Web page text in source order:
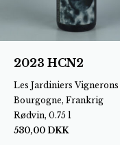
2023 HCN2
Les Jardiniers Vignerons
Bourgogne, Frankrig
Rødvin, 0.75 l
530,00 DKK